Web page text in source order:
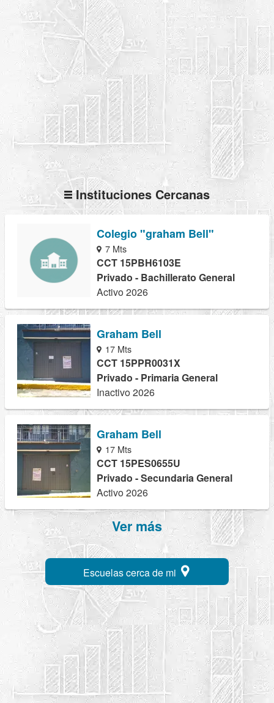
Instituciones Cercanas
Colegio "graham Bell"
7 Mts
CCT 15PBH6103E
Privado - Bachillerato General
Activo 2026
Graham Bell
17 Mts
CCT 15PPR0031X
Privado - Primaria General
Inactivo 2026
Graham Bell
17 Mts
CCT 15PES0655U
Privado - Secundaria General
Activo 2026
Ver más
Escuelas cerca de mi